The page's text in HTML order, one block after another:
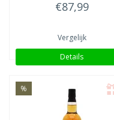
€87,99
Vergelijk
Details
%